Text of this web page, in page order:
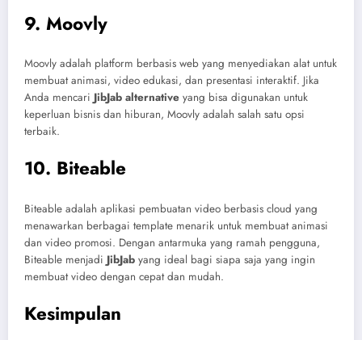
9. Moovly
Moovly adalah platform berbasis web yang menyediakan alat untuk
membuat animasi, video edukasi, dan presentasi interaktif. Jika
Anda mencari JibJab alternative yang bisa digunakan untuk
keperluan bisnis dan hiburan, Moovly adalah salah satu opsi
terbaik.
10. Biteable
Biteable adalah aplikasi pembuatan video berbasis cloud yang
menawarkan berbagai template menarik untuk membuat animasi
dan video promosi. Dengan antarmuka yang ramah pengguna,
Biteable menjadi JibJab yang ideal bagi siapa saja yang ingin
membuat video dengan cepat dan mudah.
Kesimpulan